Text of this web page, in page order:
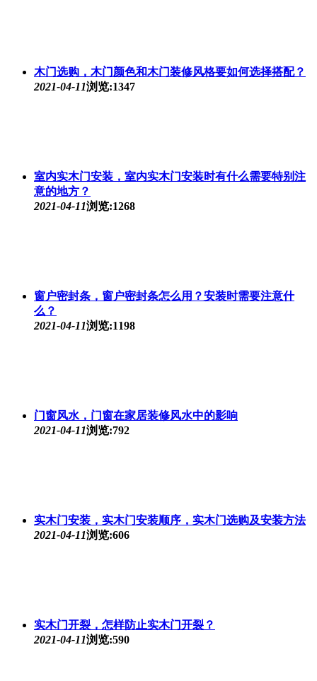
木门选购，木门颜色和木门装修风格要如何选择搭配？
2021-04-11浏览:1347
室内实木门安装，室内实木门安装时有什么需要特别注
意的地方？
2021-04-11浏览:1268
窗户密封条，窗户密封条怎么用？安装时需要注意什
么？
2021-04-11浏览:1198
门窗风水，门窗在家居装修风水中的影响
2021-04-11浏览:792
实木门安装，实木门安装顺序，实木门选购及安装方法
2021-04-11浏览:606
实木门开裂，怎样防止实木门开裂？
2021-04-11浏览:590